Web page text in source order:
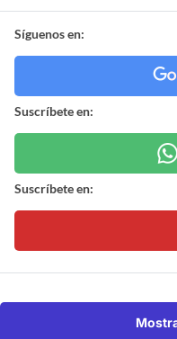
Síguenos en:
Suscríbete en:
Suscríbete en: